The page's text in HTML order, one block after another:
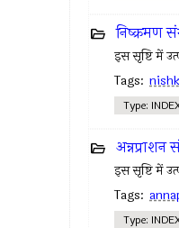
निष्क्रमण
इस सृष्टि में
Tags:
Type:
अन्नप्राशन
इस सृष्टि में
Tags:
Type: